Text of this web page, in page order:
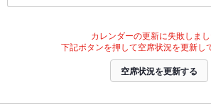
カレンダーの更新に失敗しまし
下記ボタンを押して空席状況を更新し
空席状況を更新する